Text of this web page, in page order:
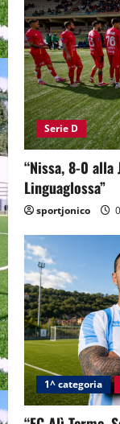
Serie D
“Nissa, 8-0 alla
Linguaglossa”
sportjonico
1^ categoria